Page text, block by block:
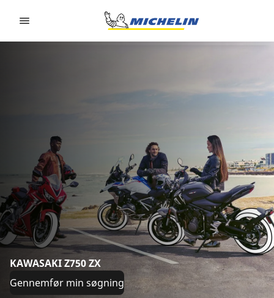
KAWASAKI Z750 ZX
Gennemfør min søgning